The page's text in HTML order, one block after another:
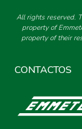
All rights reserved.
property of
property of their
CONTACTOS